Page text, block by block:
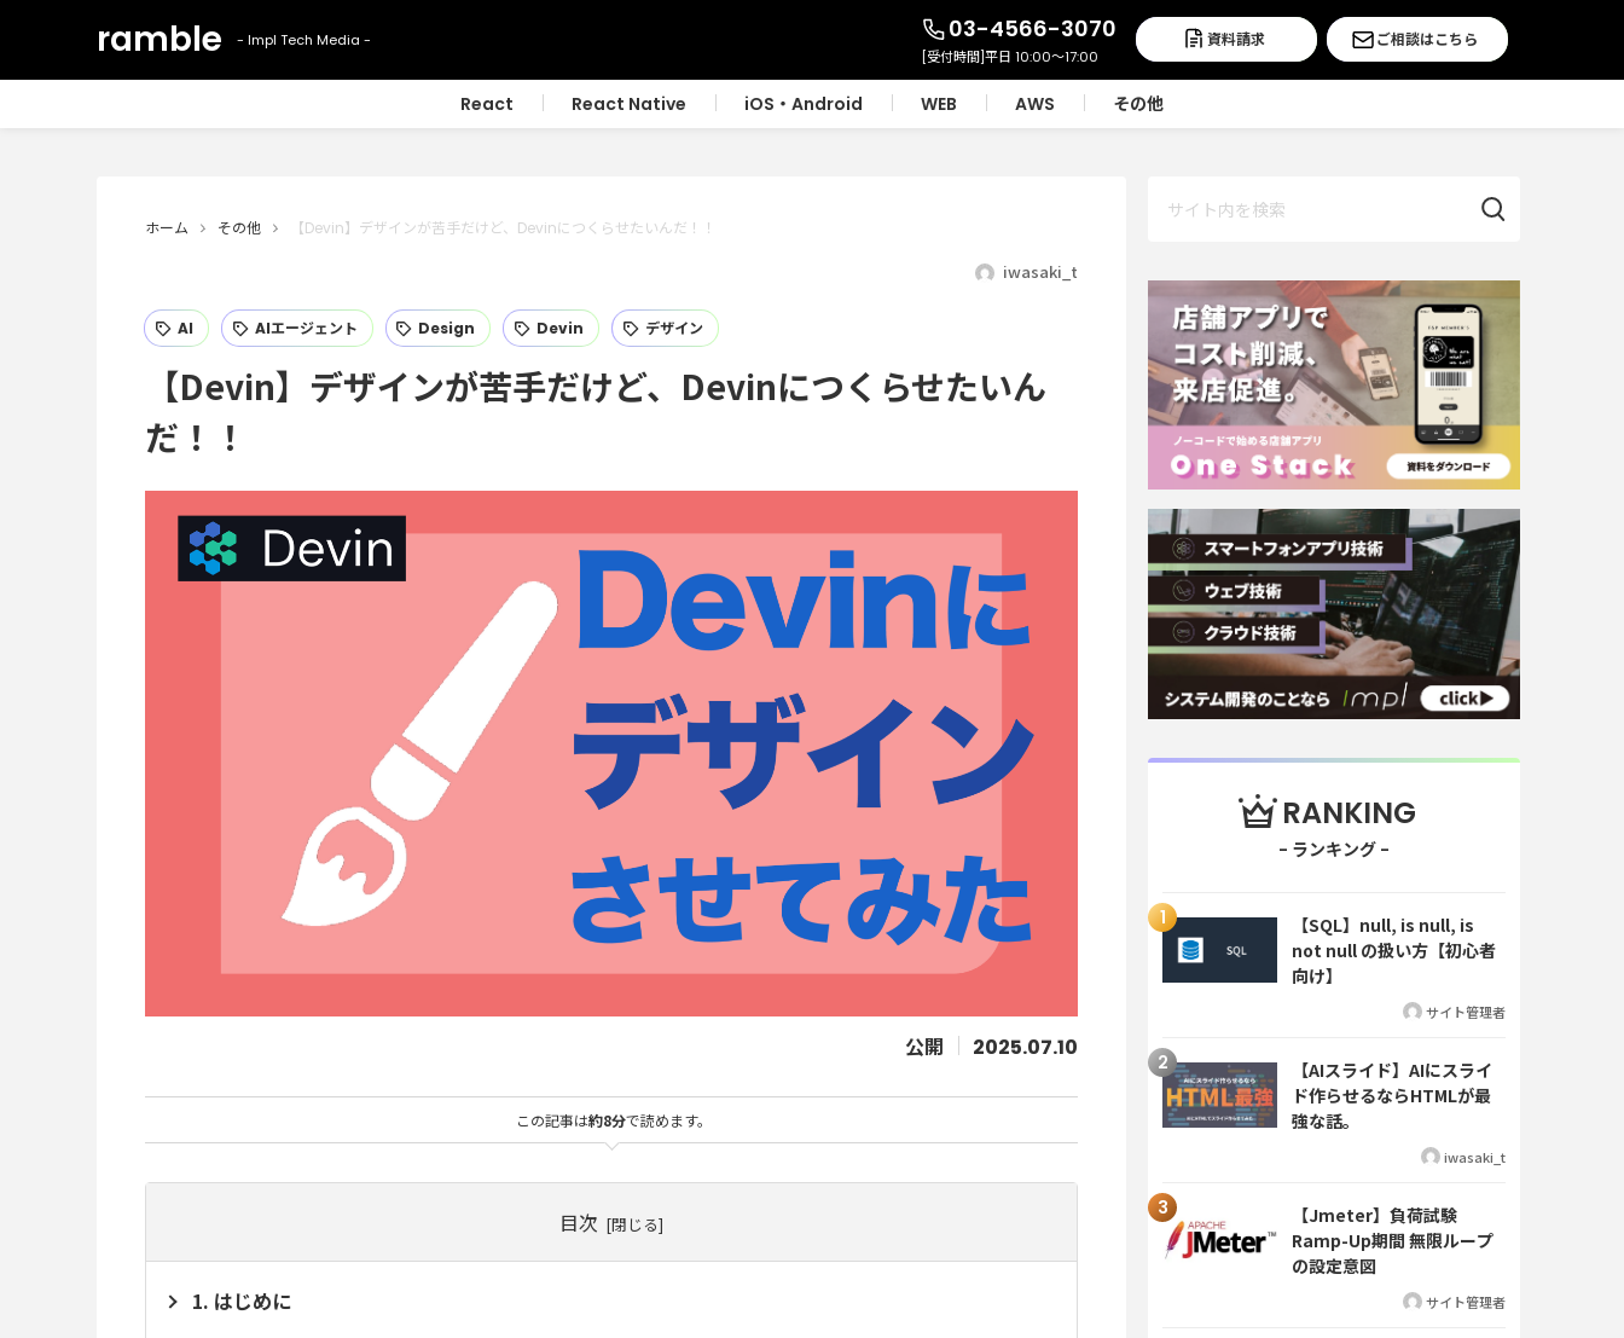
React React Native iOS・Android WEB AWS その他
03-4566-3070 資料請求 ご相談はこちら
ホーム その他 【Devin】デザインが苦手だけど、Devinにつくらせたいんだ！！
iwasaki_t
AI AIエージェント Design Devin デザイン
【Devin】デザインが苦手だけど、Devinにつくらせたいん
だ！！
2025.07.10
この記事は約8分で読めます。
目次
はじめに
RANKING
【SQL】null, is null, is
not null の扱い方【初心者
向け】
サイト管理者
【AIスライド】AIにスライ
ド作らせるならHTMLが最
強な話。
iwasaki_t
【Jmeter】負荷試験
Ramp-Up期間 無限ループ
の設定意図
サイト管理者